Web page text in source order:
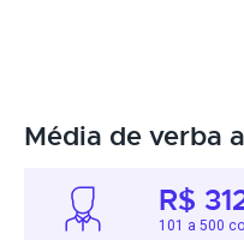
Média de verba
R$
101 a 500